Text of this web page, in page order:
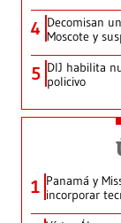
4 Decomisan
Moscote y
5 DIJ habilita
policivo
1 Panamá y
incorporar